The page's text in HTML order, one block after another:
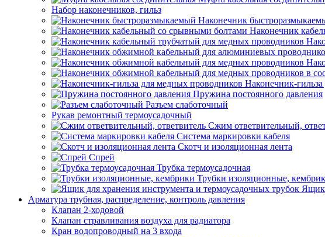
Набор наконечников, гильз
Наконечник
Наконечник
Наконечник-
Пружина постоянного давления
Разъем слаботочный
Рукав ремонтный термоусадочный
Сжим ответвительный,
Система маркировки кабеля
Скотч и изоляционная лента
Спрей
Трубка термоусадочная
Трубки изоляционные,
Ящик
Арматура трубная, распределение, контроль давления
Клапан 2-ходовой
Клапан стравливания воздуха для радиатора
Кран водопроводный на 3 входа